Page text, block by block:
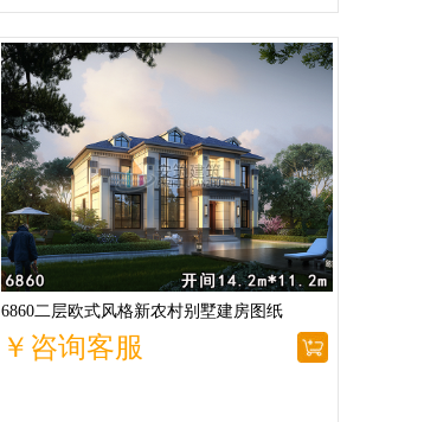
6860二层欧式风格新农村别墅建房图纸
￥咨询客服